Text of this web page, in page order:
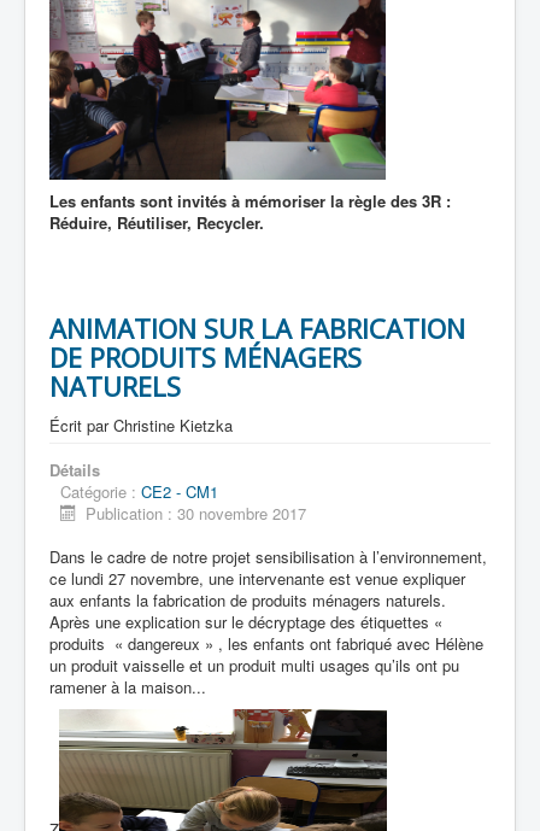
Les enfants sont invités à mémoriser la règle des 3R :
Réduire, Réutiliser, Recycler.
ANIMATION SUR LA FABRICATION
DE PRODUITS MÉNAGERS
NATURELS
Écrit parChristine Kietzka
Détails
Catégorie : CE2 - CM1
Publication : 30 novembre 2017
Dans le cadre de notre projet sensibilisation à l’environnement,
ce lundi 27 novembre, une intervenante est venue expliquer
aux enfants la fabrication de produits ménagers naturels.
Après une explication sur le décryptage des étiquettes «
produits « dangereux » , les enfants ont fabriqué avec Hélène
un produit vaisselle et un produit multi usages qu’ils ont pu
ramener à la maison...